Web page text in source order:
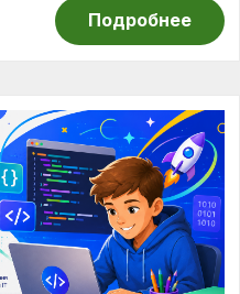
Подробнее